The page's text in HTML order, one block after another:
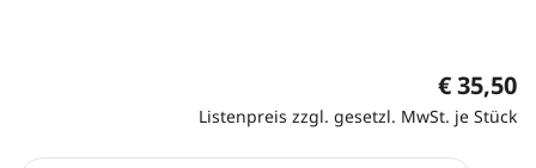
€ 35,50
Listenpreis zzgl. gesetzl. MwSt. je Stück